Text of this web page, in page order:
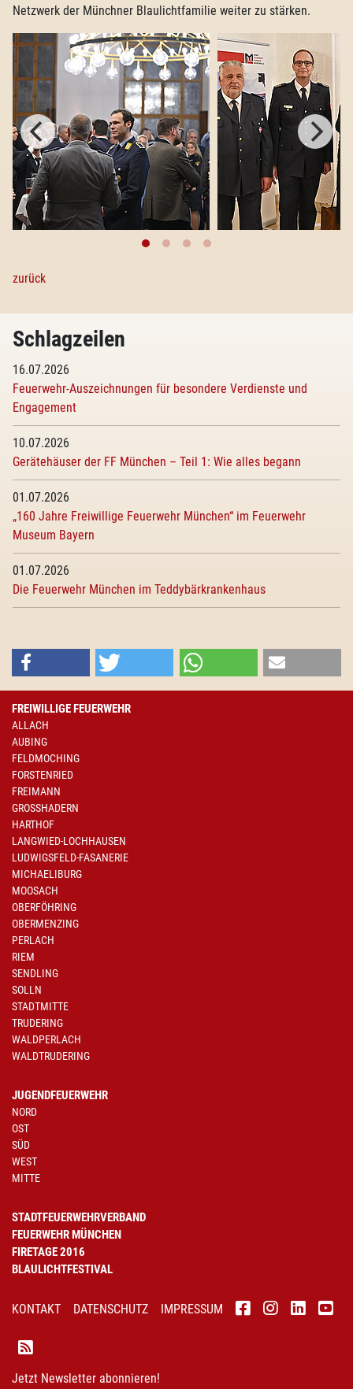
Netzwerk der Münchner Blaulichtfamilie weiter zu stärken.
zurück
Schlagzeilen
16.07.2026
Feuerwehr-Auszeichnungen für besondere Verdienste und
Engagement
10.07.2026
Gerätehäuser der FF München – Teil 1: Wie alles begann
01.07.2026
„160 Jahre Freiwillige Feuerwehr München“ im Feuerwehr
Museum Bayern
01.07.2026
Die Feuerwehr München im Teddybärkrankenhaus
FREIWILLIGE FEUERWEHR
ALLACH
AUBING
FELDMOCHING
FORSTENRIED
FREIMANN
GROSSHADERN
HARTHOF
LANGWIED-LOCHHAUSEN
LUDWIGSFELD-FASANERIE
MICHAELIBURG
MOOSACH
OBERFÖHRING
OBERMENZING
PERLACH
RIEM
SENDLING
SOLLN
STADTMITTE
TRUDERING
WALDPERLACH
WALDTRUDERING
JUGENDFEUERWEHR
NORD
OST
SÜD
WEST
MITTE
STADTFEUERWEHRVERBAND
FEUERWEHR MÜNCHEN
FIRETAGE 2016
BLAULICHTFESTIVAL
KONTAKT DATENSCHUTZ IMPRESSUM
Jetzt Newsletter abonnieren!